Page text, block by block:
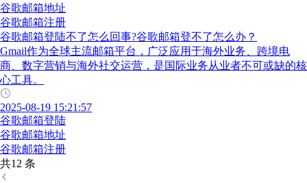
谷歌邮箱地址
谷歌邮箱注册
谷歌邮箱登陆不了怎么回事?谷歌邮箱登不了怎么办？
Gmail作为全球主流邮箱平台，广泛应用于海外业务、跨境电
商、数字营销与海外社交运营，是国际业务从业者不可或缺的核
心工具。
2025-08-19 15:21:57
谷歌邮箱登陆
谷歌邮箱地址
谷歌邮箱注册
共12 条